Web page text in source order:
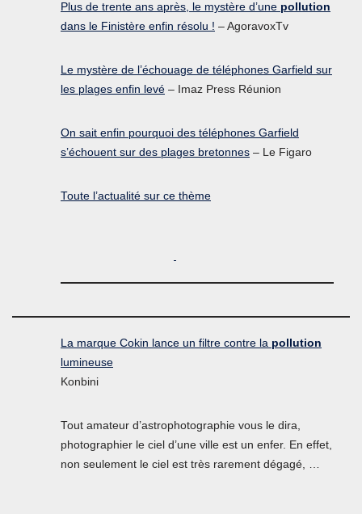
Plus de trente ans après, le mystère d’une pollution
dans le Finistère enfin résolu ! – AgoravoxTv
Le mystère de l’échouage de téléphones Garfield sur
les plages enfin levé – Imaz Press Réunion
On sait enfin pourquoi des téléphones Garfield
s’échouent sur des plages bretonnes – Le Figaro
Toute l’actualité sur ce thème
La marque Cokin lance un filtre contre la pollution
lumineuse
Konbini
Tout amateur d’astrophotographie vous le dira,
photographier le ciel d’une ville est un enfer. En effet,
non seulement le ciel est très rarement dégagé, …